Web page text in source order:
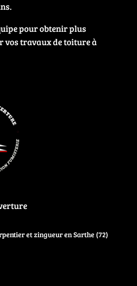
pour obtenir plus
vos travaux de toiture à
et zingueur en Sarthe (72)